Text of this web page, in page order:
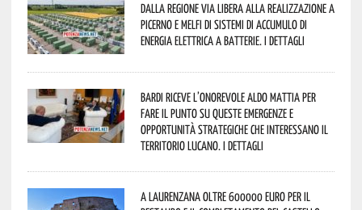
Dalla Regione via libera alla realizzazione a
Picerno e Melfi di sistemi di accumulo di
energia elettrica a batterie. I dettagli
Bardi riceve l’onorevole Aldo Mattia per
fare il punto su queste emergenze e
opportunità strategiche che interessano il
territorio lucano. I dettagli
A Laurenzana oltre 600000 euro per il